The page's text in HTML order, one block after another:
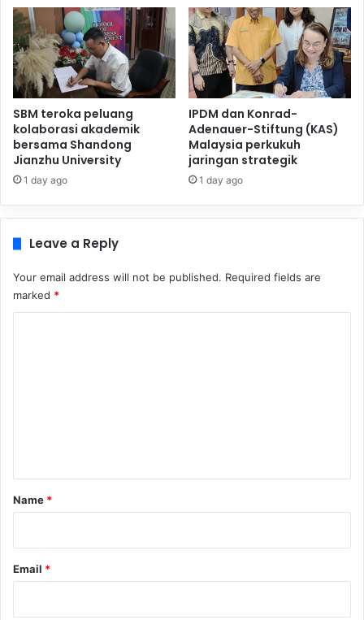
SBM teroka peluang
kolaborasi akademik
bersama Shandong
Jianzhu University
1 day ago
IPDM dan Konrad-
Adenauer-Stiftung (KAS)
Malaysia perkukuh
jaringan strategik
1 day ago
Leave a Reply
Your email address will not be published. Required fields are
marked *
*
Name *
Email *